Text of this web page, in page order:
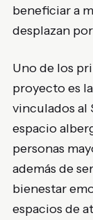
beneficiar a
desplazan
Uno de los
proyecto es
vinculados al
espacio
personas
además de
bienestar
espacios de